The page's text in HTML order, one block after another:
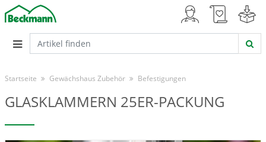
Startseite Gewächshaus Zubehör Befestigungen
GLASKLAMMERN 25ER-PACKUNG